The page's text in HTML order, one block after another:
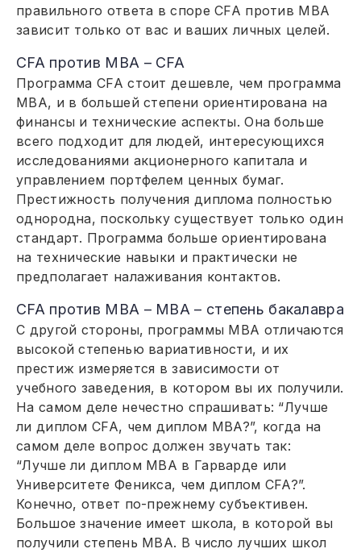
правильного ответа в споре CFA против MBA
зависит только от вас и ваших личных целей.
CFA против MBA – CFA
Программа CFA стоит дешевле, чем программа
MBA, и в большей степени ориентирована на
финансы и технические аспекты. Она больше
всего подходит для людей, интересующихся
исследованиями акционерного капитала и
управлением портфелем ценных бумаг.
Престижность получения диплома полностью
однородна, поскольку существует только один
стандарт. Программа больше ориентирована
на технические навыки и практически не
предполагает налаживания контактов.
CFA против MBA – MBA – степень бакалавра
С другой стороны, программы MBA отличаются
высокой степенью вариативности, и их
престиж измеряется в зависимости от
учебного заведения, в котором вы их получили.
На самом деле нечестно спрашивать: “Лучше
ли диплом CFA, чем диплом MBA?”, когда на
самом деле вопрос должен звучать так:
“Лучше ли диплом MBA в Гарварде или
Университете Феникса, чем диплом CFA?”.
Конечно, ответ по-прежнему субъективен.
Большое значение имеет школа, в которой вы
получили степень MBA. В число лучших школ